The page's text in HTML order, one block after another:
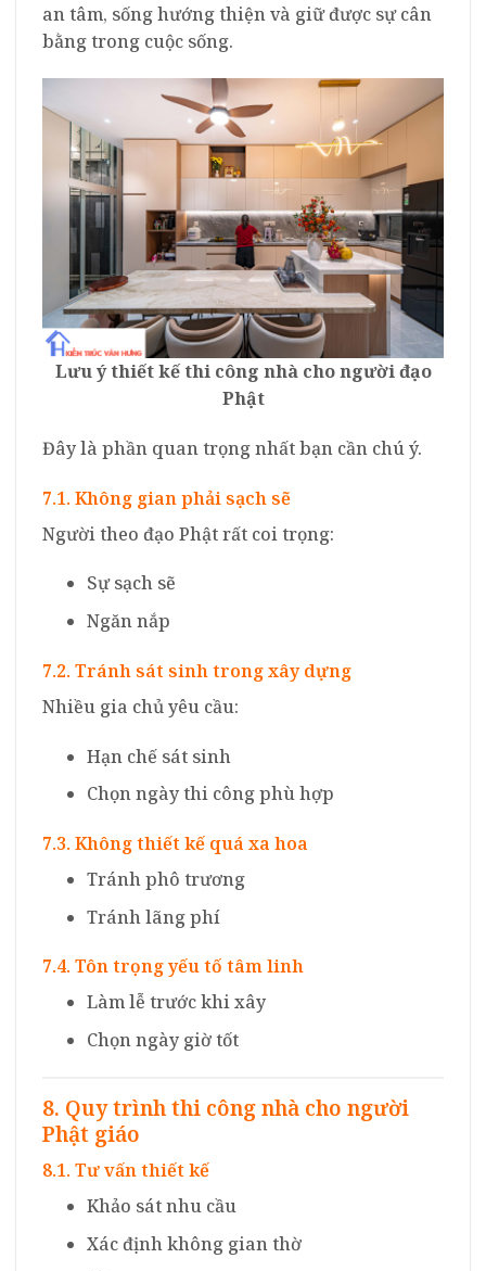
an tâm, sống hướng thiện và giữ được sự cân
bằng trong cuộc sống.
Lưu ý thiết kế thi công nhà cho người đạo
Phật
Đây là phần quan trọng nhất bạn cần chú ý.
7.1. Không gian phải sạch sẽ
Người theo đạo Phật rất coi trọng:
Sự sạch sẽ
Ngăn nắp
7.2. Tránh sát sinh trong xây dựng
Nhiều gia chủ yêu cầu:
Hạn chế sát sinh
Chọn ngày thi công phù hợp
7.3. Không thiết kế quá xa hoa
Tránh phô trương
Tránh lãng phí
7.4. Tôn trọng yếu tố tâm linh
Làm lễ trước khi xây
Chọn ngày giờ tốt
8. Quy trình thi công nhà cho người
Phật giáo
8.1. Tư vấn thiết kế
Khảo sát nhu cầu
Xác định không gian thờ